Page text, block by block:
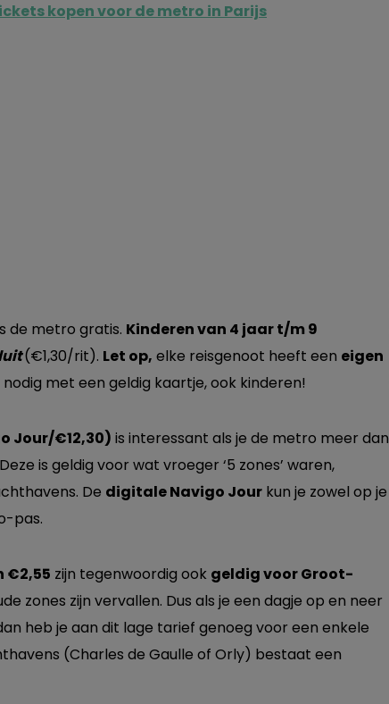
kopen voor de metro in Parijs
de metro gratis. Kinderen van 4 jaar t/m 9
(€1,30/rit). Let op, elke reisgenoot heeft een eigen
met een geldig kaartje, ook kinderen!
Jour/€12,30) is interessant als je de metro meer dan
is geldig voor wat vroeger ‘5 zones’ waren,
De digitale Navigo Jour kun je zowel op je
pas.
€2,55 zijn tegenwoordig ook geldig voor Groot-
zones zijn vervallen. Dus als je een dagje op en neer
heb je aan dit lage tarief genoeg voor een enkele
(Charles de Gaulle of Orly) bestaat een